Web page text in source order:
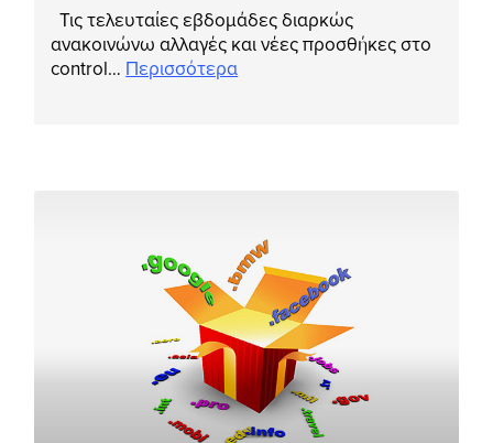
Τις τελευταίες εβδομάδες διαρκώς
ανακοινώνω αλλαγές και νέες προσθήκες στο
control… Περισσότερα